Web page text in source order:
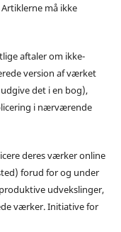
må ikke
aftaler om ikke-
version af værket
det i en bog),
i nærværende
deres værker online
forud for og under
udvekslinger,
værker. Initiative for